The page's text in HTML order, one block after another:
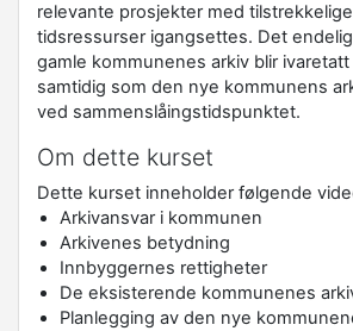
relevante prosjekter med
tidsressurser igangsettes. Det
gamle kommunenes arkiv blir
samtidig som den nye kommunens
ved sammenslåingstidspunktet.
Om dette kurset
Dette kurset inneholder følgende
Arkivansvar i kommunen
Arkivenes betydning
Innbyggernes rettigheter
De eksisterende kommunenes
Planlegging av den nye